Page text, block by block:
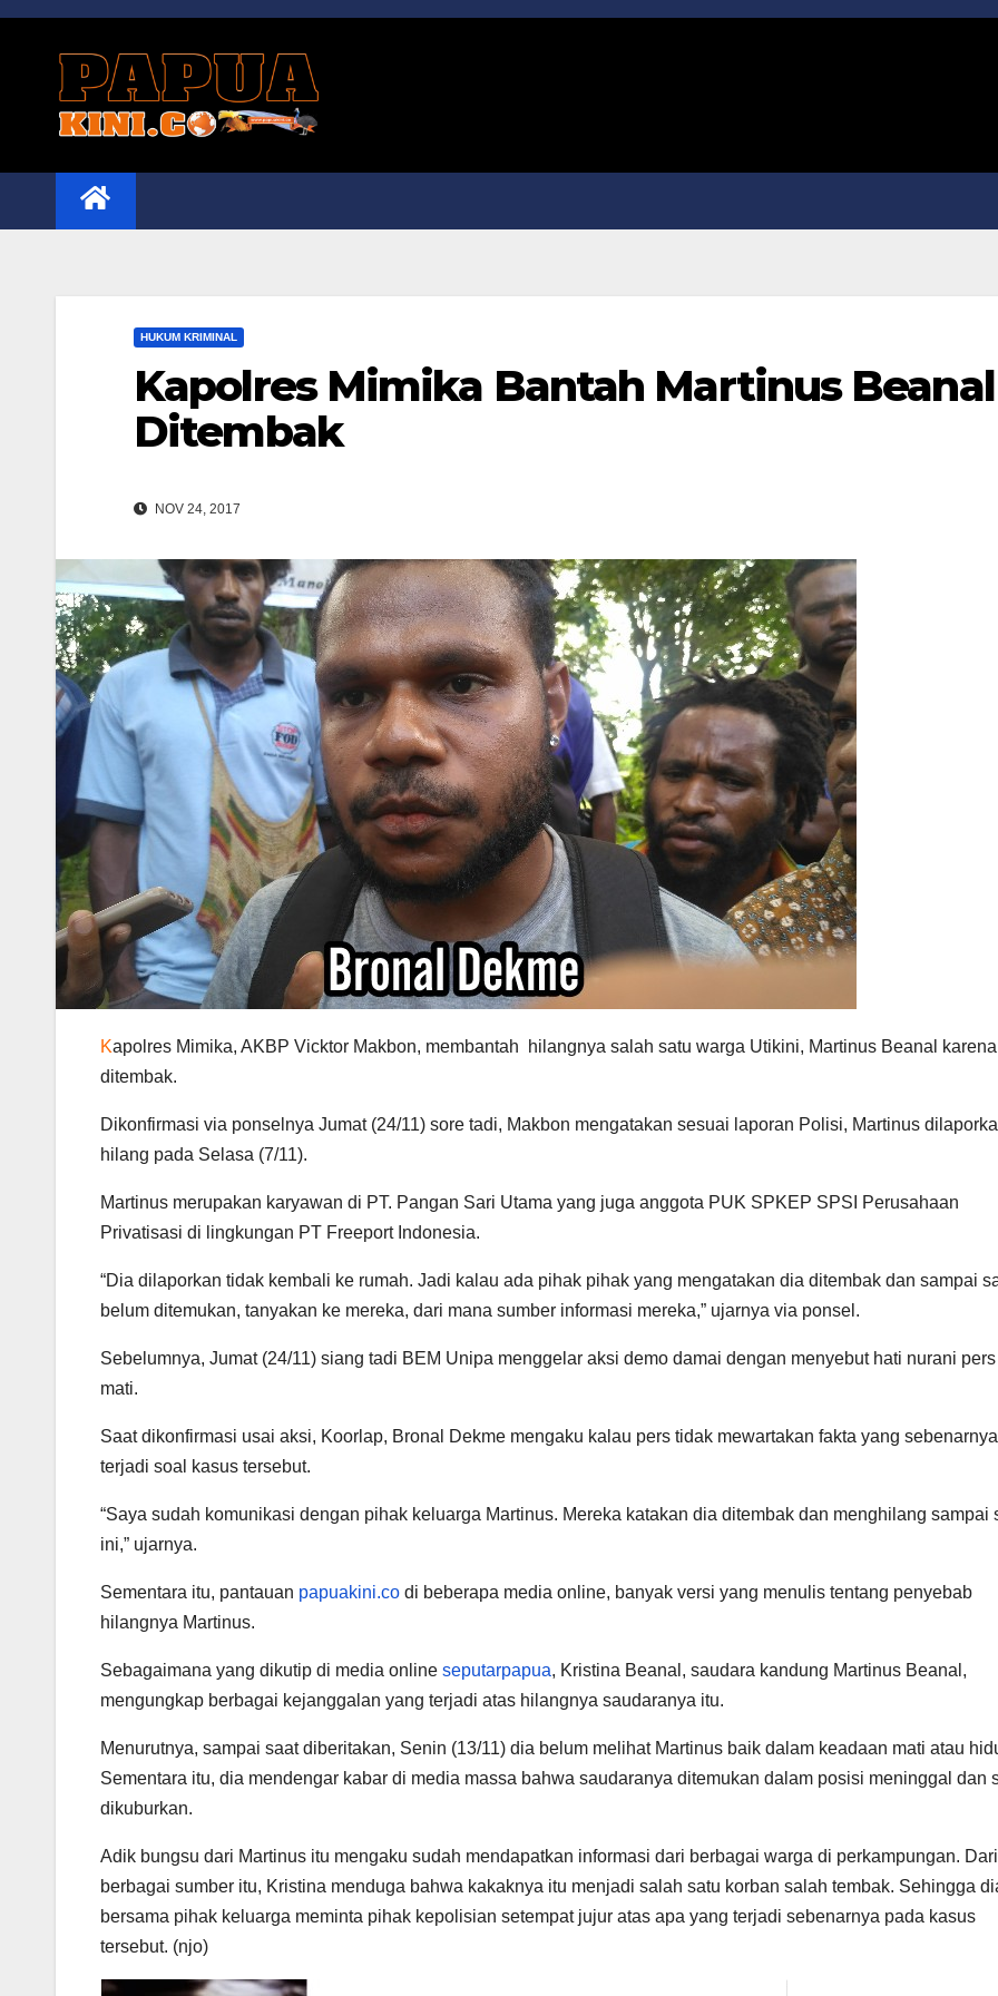
Skip
HUKUM KRIMINAL
Kapolres Mimika Bantah Martinus Beanal
Ditembak
NOV 24, 2017
Kapolres Mimika, AKBP Vicktor Makbon, membantah hilangnya salah satu warga Utikini, Martinus Beanal karena
ditembak.
Dikonfirmasi via ponselnya Jumat (24/11) sore tadi, Makbon mengatakan sesuai laporan Polisi, Martinus
hilang pada Selasa (7/11).
Martinus merupakan karyawan di PT. Pangan Sari Utama yang juga anggota PUK SPKEP SPSI Perusahaan
Privatisasi di lingkungan PT Freeport Indonesia.
“Dia dilaporkan tidak kembali ke rumah. Jadi kalau ada pihak pihak yang mengatakan dia ditembak dan sampai
belum ditemukan, tanyakan ke mereka, dari mana sumber informasi mereka,” ujarnya via ponsel.
Sebelumnya, Jumat (24/11) siang tadi BEM Unipa menggelar aksi demo damai dengan menyebut hati nurani
mati.
Saat dikonfirmasi usai aksi, Koorlap, Bronal Dekme mengaku kalau pers tidak mewartakan fakta yang sebenarnya
terjadi soal kasus tersebut.
“Saya sudah komunikasi dengan pihak keluarga Martinus. Mereka katakan dia ditembak dan menghilang sampai
ini,” ujarnya.
Sementara itu, pantauan papuakini.co di beberapa media online, banyak versi yang menulis tentang penyebab
hilangnya Martinus.
Sebagaimana yang dikutip di media online seputarpapua, Kristina Beanal, saudara kandung Martinus Beanal,
mengungkap berbagai kejanggalan yang terjadi atas hilangnya saudaranya itu.
Menurutnya, sampai saat diberitakan, Senin (13/11) dia belum melihat Martinus baik dalam keadaan mati atau
Sementara itu, dia mendengar kabar di media massa bahwa saudaranya ditemukan dalam posisi meninggal dan
dikuburkan.
Adik bungsu dari Martinus itu mengaku sudah mendapatkan informasi dari berbagai warga di perkampungan. Dari
berbagai sumber itu, Kristina menduga bahwa kakaknya itu menjadi salah satu korban salah tembak. Sehingga
bersama pihak keluarga meminta pihak kepolisian setempat jujur atas apa yang terjadi sebenarnya pada kasus
tersebut. (njo)